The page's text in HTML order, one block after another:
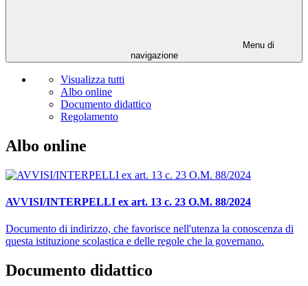
Menu di
navigazione
Visualizza tutti
Albo online
Documento didattico
Regolamento
Albo online
AVVISI/INTERPELLI ex art. 13 c. 23 O.M. 88/2024
Documento di indirizzo, che favorisce nell'utenza la conoscenza di
questa istituzione scolastica e delle regole che la governano.
Documento didattico